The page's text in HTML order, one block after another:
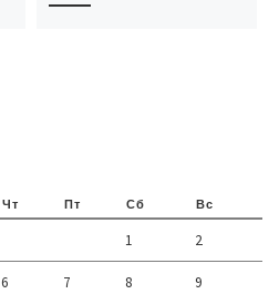
Чт Пт Сб Вс
1 2
6 7 8 9